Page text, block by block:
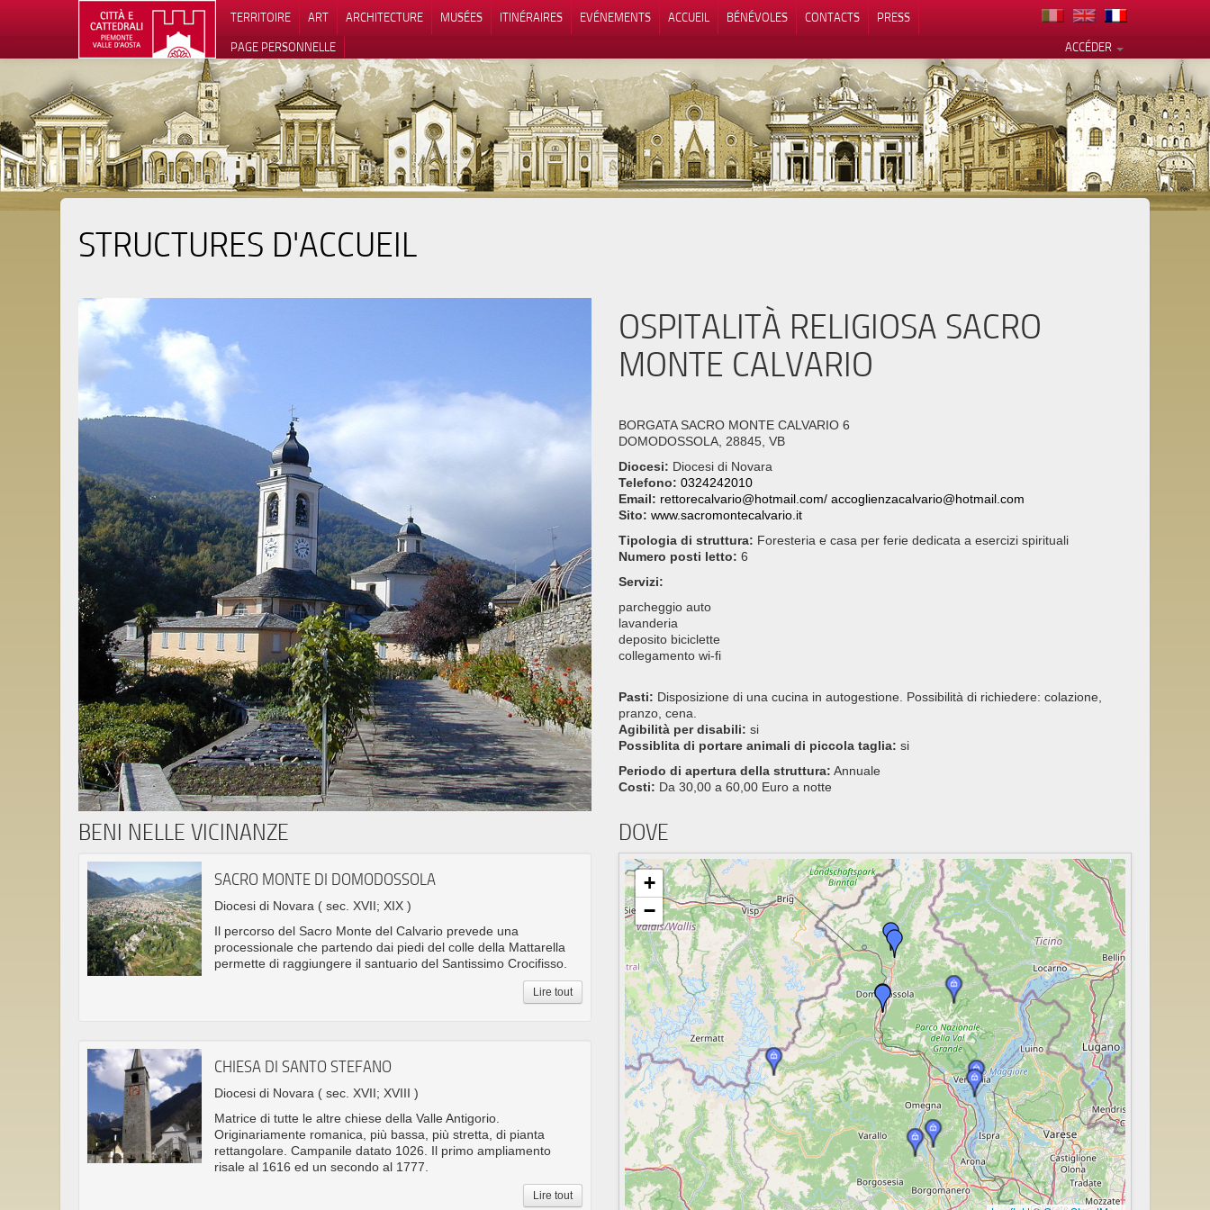
TERRITOIRE ART ARCHITECTURE MUSÉES ITINÉRAIRES EVÉNEMENTS ACCUEIL BÉNÉVOLES CONTACTS
PRESS
ACCÉDER
PAGE PERSONNELLE
STRUCTURES D'ACCUEIL
OSPITALITÀ RELIGIOSA SACRO
MONTE CALVARIO
BORGATA SACRO MONTE CALVARIO 6
DOMODOSSOLA, 28845, VB
Diocesi: Diocesi di Novara
Telefono: 0324242010
Email: rettorecalvario@hotmail.com/ accoglienzacalvario@hotmail.com
Sito: www.sacromontecalvario.it
Tipologia di struttura: Foresteria e casa per ferie dedicata a esercizi spirituali
Numero posti letto: 6
Servizi:
parcheggio auto
lavanderia
deposito biciclette
collegamento wi-fi
Pasti: Disposizione di una cucina in autogestione. Possibilità di richiedere: colazione,
pranzo, cena.
Agibilità per disabili: si
Possiblita di portare animali di piccola taglia: si
Periodo di apertura della struttura: Annuale
Costi: Da 30,00 a 60,00 Euro a notte
BENI NELLE VICINANZE
SACRO MONTE DI DOMODOSSOLA
Diocesi di Novara ( sec. XVII; XIX )
Il percorso del Sacro Monte del Calvario prevede una
processionale che partendo dai piedi del colle della Mattarella
permette di raggiungere il santuario del Santissimo Crocifisso.
Lire tout
CHIESA DI SANTO STEFANO
Diocesi di Novara ( sec. XVII; XVIII )
Matrice di tutte le altre chiese della Valle Antigorio.
Originariamente romanica, più bassa, più stretta, di pianta
rettangolare. Campanile datato 1026. Il primo ampliamento
risale al 1616 ed un secondo al 1777.
Lire tout
DOVE
+
−
Notification lors de la collecte